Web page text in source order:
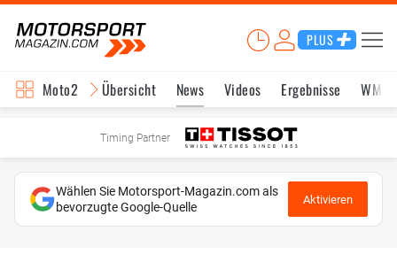
PLUS
Moto2 Übersicht News Videos Ergebnisse WM-
Timing Partner
Wählen Sie Motorsport-Magazin.com als
bevorzugte Google-Quelle
Aktivieren